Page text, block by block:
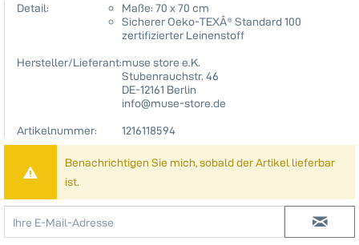
Detail:
Maße: 70 x 70 cm
Sicherer Oeko-TEXÂ® Standard 100
zertifizierter Leinenstoff
Hersteller/Lieferant:muse store e.K.
Stubenrauchstr. 46
DE-12161 Berlin
info@muse-store.de
Artikelnummer:
1216118594
Benachrichtigen Sie mich, sobald der Artikel lieferbar
ist.